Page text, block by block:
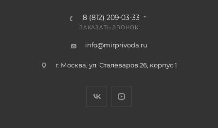
8 (812) 209-03-33
ЗАКАЗАТЬ ЗВОНОК
info@mirprivoda.ru
г. Москва, ул. Сталеваров 26, корпус 1